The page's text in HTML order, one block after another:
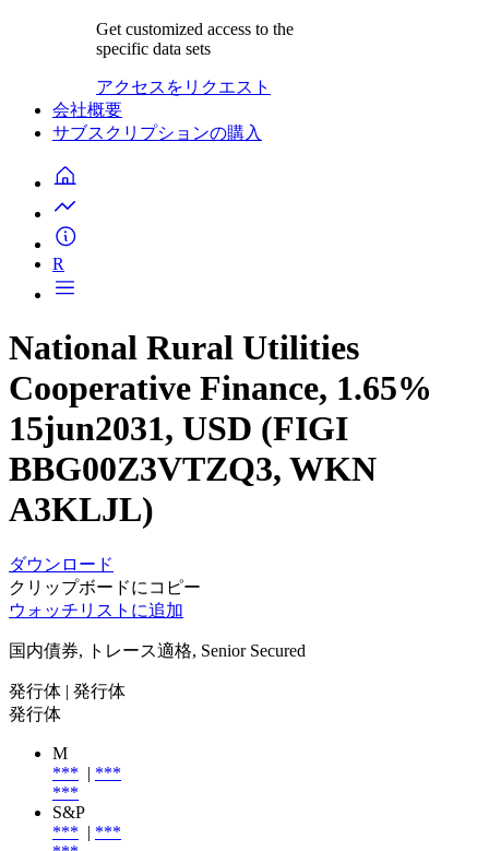
Get customized access to the
specific data sets
アクセスをリクエスト
会社概要
サブスクリプションの購入
R
National Rural Utilities
Cooperative Finance, 1.65%
15jun2031, USD (FIGI
BBG00Z3VTZQ3, WKN
A3KLJL)
ダウンロード
クリップボードにコピー
ウォッチリストに追加
国内債券, トレース適格, Senior Secured
発行体 | 発行体
発行体
M
*** | ***
***
S&P
*** | ***